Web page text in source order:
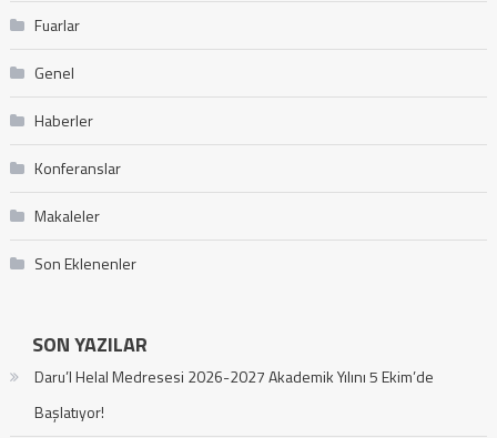
Fuarlar
Genel
Haberler
Konferanslar
Makaleler
Son Eklenenler
SON YAZILAR
Daru’l Helal Medresesi 2026-2027 Akademik Yılını 5 Ekim’de
Başlatıyor!